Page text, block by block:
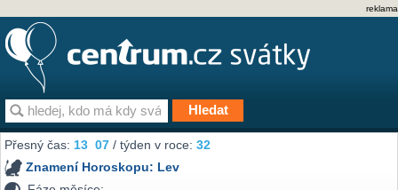
reklama
Přesný čas:13 07 / týden v roce:32
Znamení Horoskopu: Lev